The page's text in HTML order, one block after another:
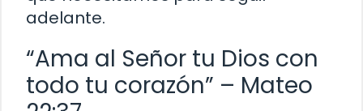
adelante.
“Ama al Señor tu Dios con
todo tu corazón” – Mateo